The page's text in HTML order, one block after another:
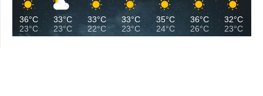
36°C
23°C
33°C
23°C
33°C
22°C
33°C
23°C
35°C
24°C
36°C
26°C
32°C
23°C